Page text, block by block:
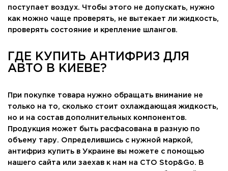
поступает воздух. Чтобы этого не допускать, нужно
как можно чаще проверять, не вытекает ли жидкость,
проверять состояние и крепление шлангов.
ГДЕ КУПИТЬ АНТИФРИЗ ДЛЯ
АВТО В КИЕВЕ?
При покупке товара нужно обращать внимание не
только на то, сколько стоит охлаждающая жидкость,
но и на состав дополнительных компонентов.
Продукция может быть расфасована в разную по
объему тару. Определившись с нужной маркой,
антифриз купить в Украине вы можете с помощью
нашего сайта или заехав к нам на СТО Stop&Go. В